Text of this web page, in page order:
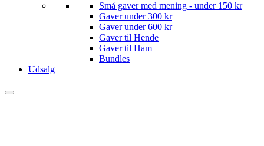
Små gaver med mening - under 150 kr
Gaver under 300 kr
Gaver under 600 kr
Gaver til Hende
Gaver til Ham
Bundles
Udsalg